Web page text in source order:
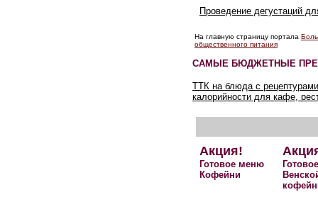
Проведение дегустаций
На главную страницу портала
общественного питания
САМЫЕ БЮДЖЕТНЫЕ
ТТК на блюда с
калорийности для кафе,
Акция!
Готовое меню
Кофейни